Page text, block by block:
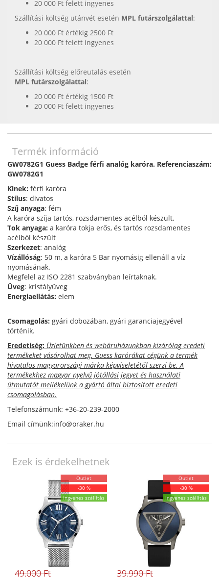
20 000 Ft felett ingyenes
Szállítási költség utánvét esetén MPL futárszolgálattal:
20 000 Ft értékig 2500 Ft
20 000 Ft felett ingyenes
Szállítási költség előreutalás esetén
MPL futárszolgálattal:
20 000 Ft értékig 1500 Ft
20 000 Ft felett ingyenes
Termék információ
GW0782G1 Guess Badge férfi analóg karóra. Referenciaszám:
GW0782G1
Kinek: férfi karóra
Stílus: divatos
Szíj anyaga: fém
A karóra szíja tartós, rozsdamentes acélból készült.
Tok anyaga: a karóra tokja erős, és tartós rozsdamentes
acélból készült
Szerkezet: analóg
Vízállóság: 50 m, a karóra 5 Bar nyomásig ellenáll a víz
nyomásának.
Megfelel az ISO 2281 szabványban leírtaknak.
Üveg: kristályüveg
Energiaellátás: elem
Csomagolás: gyári dobozában, gyári garanciajegyével
történik.
Eredetiség: Üzletünkben és webáruházunkban kizárólag eredeti
termékeket vásárolhat meg. Guess karórákat cégünk a termék
hivatalos magyarországi márka képviseletétől szerzi be. A
termékekhez magyar nyelvű jótállási jegyet és használati
útmutatót mellékelünk a gyártó által biztosított eredeti
csomagolásban.
Telefonszámunk: +36-20-239-2000
Email címünk:info@oraker.hu
Ezek is érdekelhetnek
Outlet
-30 %
ingyenes szállítás
49.000 Ft
Outlet
-30 %
ingyenes szállítás
39.990 Ft